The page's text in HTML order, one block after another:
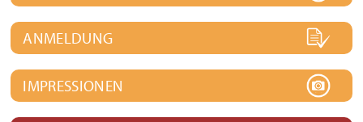
ANMELDUNG
IMPRESSIONEN